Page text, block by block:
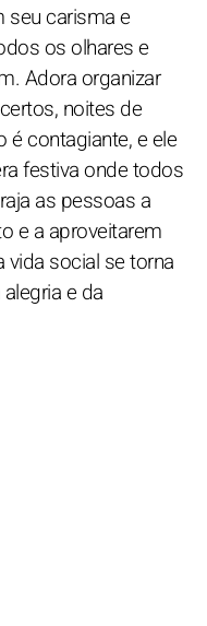
seu carisma e
os olhares e
Adora organizar
noites de
é contagiante, e ele
festiva onde todos
as pessoas a
e a aproveitarem
social se torna
e da